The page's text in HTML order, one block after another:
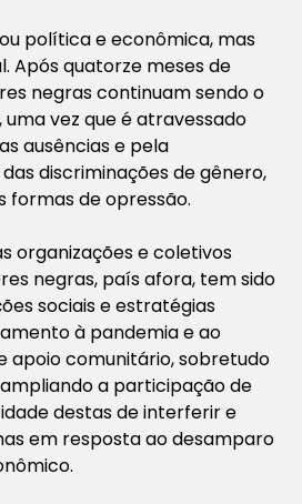
política e econômica, mas
Após quatorze meses de
negras continuam sendo o
vez que é atravessado
ausências e pela
discriminações de gênero,
formas de opressão.
organizações e coletivos
negras, país afora, tem sido
sociais e estratégias
à pandemia e ao
apoio comunitário, sobretudo
a participação de
destas de interferir e
em resposta ao desamparo